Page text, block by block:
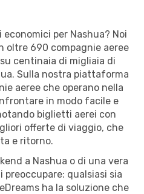
per Nashua? Noi
oltre 690 compagnie aeree
centinaia di migliaia di
Sulla nostra piattaforma
aeree che operano nella
in modo facile e
biglietti aerei con
offerte di viaggio, che
e ritorno.
a Nashua o di una vera
preoccupare: qualsiasi sia
ha la soluzione che